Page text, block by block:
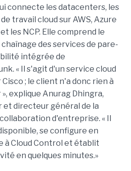
connecte les datacenters, les
travail cloud sur AWS, Azure
les NCP. Elle comprend le
des services de pare-
intégrée de
« Il s'agit d'un service cloud
; le client n'a donc rien à
explique Anurag Dhingra,
directeur général de la
d'entreprise. « Il
se configure en
à Cloud Control et établit
en quelques minutes.»